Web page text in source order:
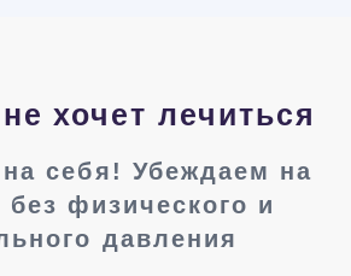
хочет лечиться
себя! Убеждаем на
без физического и
давления